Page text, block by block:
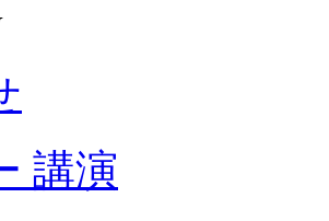
講演